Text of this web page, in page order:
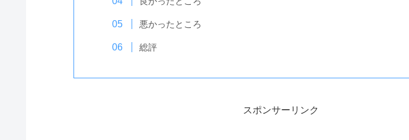
悪かったところ
総評
スポンサーリンク